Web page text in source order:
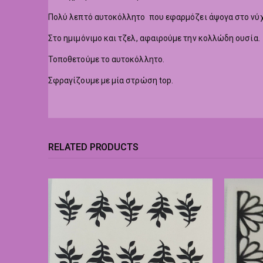
Πολύ λεπτό αυτοκόλλητο που εφαρμόζει άψογα στο
Στο ημιμόνιμο και τζελ, αφαιρούμε την κολλώδη ουσία.
Τοποθετούμε το αυτοκόλλητο.
Σφραγίζουμε με μία στρώση top.
RELATED PRODUCTS